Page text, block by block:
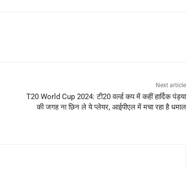
Next article
T20 World Cup 2024: टी20 वर्ल्ड कप में कहीं हार्दिक पंड्या
की जगह ना छिन ले ये प्लेयर, आईपीएल में मचा रहा है धमाल